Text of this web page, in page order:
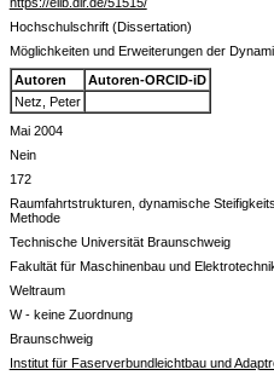
Hochschulschrift (Dissertation)
Möglichkeiten und Erweiterungen der
Autoren
Autoren-ORCID-iD
Netz, Peter
Mai 2004
Nein
172
Raumfahrtstrukturen, dynamische
Methode
Technische Universität Braunschweig
Fakultät für Maschinenbau und
Weltraum
W - keine Zuordnung
Braunschweig
Institut für Faserverbundleichtbau und